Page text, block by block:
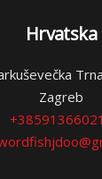
Hrvatska
Zagreb